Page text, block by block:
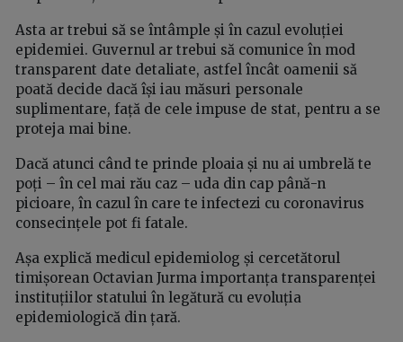
Asta ar trebui să se întâmple și în cazul evoluției
epidemiei. Guvernul ar trebui să comunice în mod
transparent date detaliate, astfel încât oamenii să
poată decide dacă își iau măsuri personale
suplimentare, față de cele impuse de stat, pentru a se
proteja mai bine.
Dacă atunci când te prinde ploaia și nu ai umbrelă te
poți – în cel mai rău caz – uda din cap până-n
picioare, în cazul în care te infectezi cu coronavirus
consecințele pot fi fatale.
Așa explică medicul epidemiolog și cercetătorul
timișorean Octavian Jurma importanța transparenței
instituțiilor statului în legătură cu evoluția
epidemiologică din țară.